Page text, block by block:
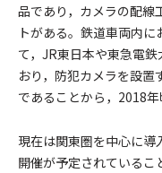
品であり，カメラの配線
トがある。鉄道車両内
て，JR東日本や東急電
おり，防犯カメラを設
であることから，2018年
現在は関東圏を中心に導
開催が予定されているこ